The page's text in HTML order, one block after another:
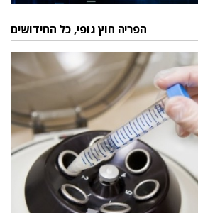
הפריה חוץ גופי, כל החידושים